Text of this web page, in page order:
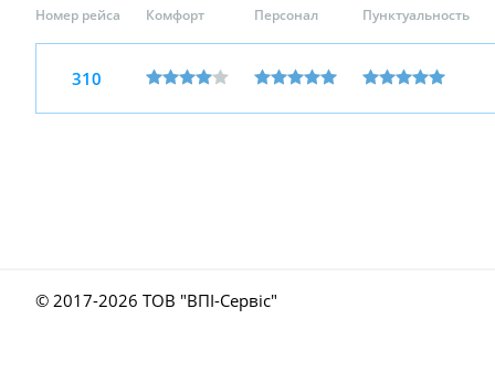
Номер рейса Комфорт Персонал Пунктуальность
310
© 2017-2026 ТОВ "ВПІ-Сервіс"